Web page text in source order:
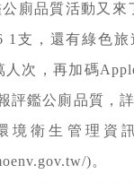
公廁品質活動又來
1支，還有綠色
次，再加碼
評鑑公廁品質，
境衛生管理資
)。